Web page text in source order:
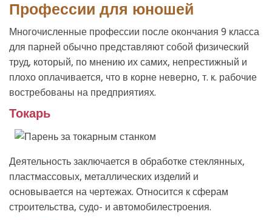
Профессии для юношей
Многочисленные профессии после окончания 9 класса
для парней обычно представляют собой физический
труд, который, по мнению их самих, непрестижный и
плохо оплачивается, что в корне неверно, т. к. рабочие
востребованы на предприятиях.
Токарь
Деятельность заключается в обработке стеклянных,
пластмассовых, металлических изделий и
основывается на чертежах. Относится к сферам
строительства, судо- и автомобилестроения.